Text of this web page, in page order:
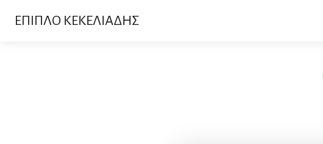
ΕΠΙΠΛΟ ΚΕΚΕΛΙΑΔΗΣ